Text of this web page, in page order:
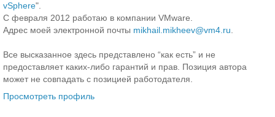
vSphere".
С февраля 2012 работаю в компании VMware.
Адрес моей электронной почты mikhail.mikheev@vm4.ru.
Все высказанное здесь представлено “как есть” и не
предоставляет каких-либо гарантий и прав. Позиция автора
может не совпадать с позицией работодателя.
Просмотреть профиль